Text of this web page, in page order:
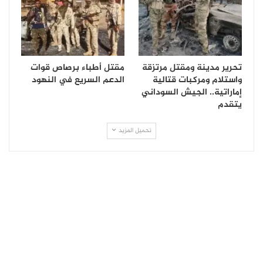
تحرير مدينة ومقتل مرتزقة
واستلام ومركبات قتالية
إماراتية.. الجيش السوداني
يتقدم
مقتل أطباء برصاص قوات
الدعم السريع في النهود
تحميل المزيد